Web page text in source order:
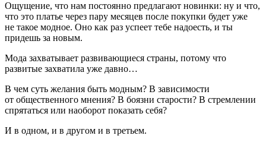
Ощущение, что нам постоянно предлагают новинки: ну и что,
что это платье через пару месяцев после покупки будет уже
не такое модное. Оно как раз успеет тебе надоесть, и ты
придешь за новым.
Мода захватывает развивающиеся страны, потому что
развитые захватила уже давно…
В чем суть желания быть модным? В зависимости
от общественного мнения? В боязни старости? В стремлении
спрятаться или наоборот показать себя?
И в одном, и в другом и в третьем.